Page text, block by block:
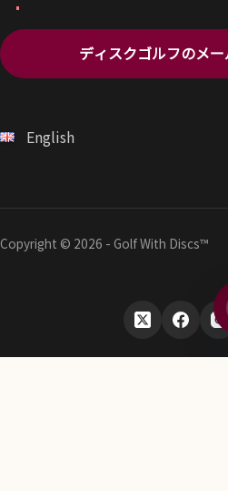
ディスクゴルフのメ
English
Copyright © 2026 - Golf With Discs™